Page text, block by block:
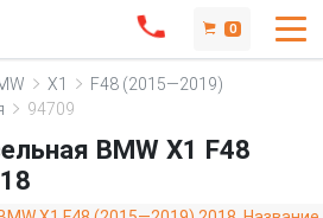
0
X1
F48 (2015—2019)
94709
BMW X1 F48